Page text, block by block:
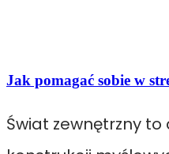
Jak pomagać sobie w
Świat zewnętrzny